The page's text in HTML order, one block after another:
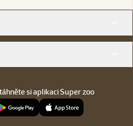
si aplikaci Super zoo